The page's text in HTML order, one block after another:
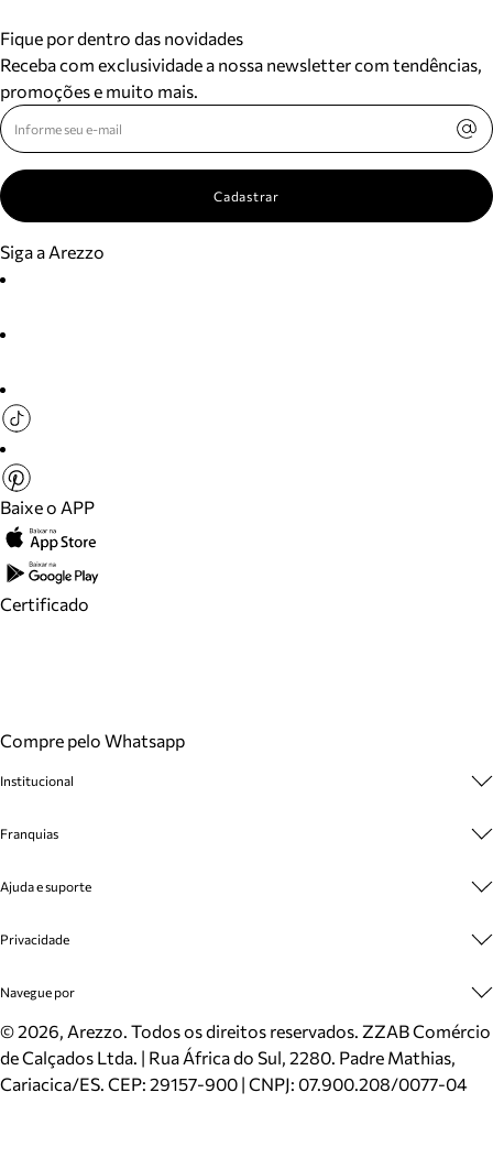
Fique por dentro das novidades
Receba com exclusividade a nossa newsletter com tendências,
promoções e muito mais.
Cadastrar
Siga a Arezzo
Baixe o APP
Certificado
Compre pelo Whatsapp
Institucional
Cashback
Venda Corporativa
Mapa do Site
Inverno
Mundo Arezzo
Franquias
Plano de Negócio
Ajuda e suporte
Cadastro
Meus Pedidos
Trocas e Devoluções
Cartão Presente
Localizador de lojas
Privacidade
Politica e Privacidade
Navegue por
Sapatos
Bolsas
Scarpins
©2026, Arezzo. Todos os direitos reservados. ZZAB Comércio
de Calçados Ltda. | Rua África do Sul, 2280. Padre Mathias,
Cariacica/ES. CEP: 29157-900 | CNPJ: 07.900.208/0077-04